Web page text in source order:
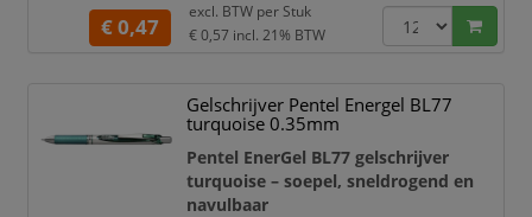
schrijffouten eenvoudig zonder
correctievloeistof of losse gum. Ideaal
formulieren, planningen en dagelijks
schrijfwerk waarbij correcties snel
nodig kunnen zijn.
Uitwisba
€ 0,47
excl. BTW per Stuk
€ 0,57 incl. 21% BTW
Gelschrijver Pentel Energel BL77
turquoise 0.35mm
Pentel EnerGel BL77 gelschrijver
turquoise – soepel, sneldrogend en
navulbaar